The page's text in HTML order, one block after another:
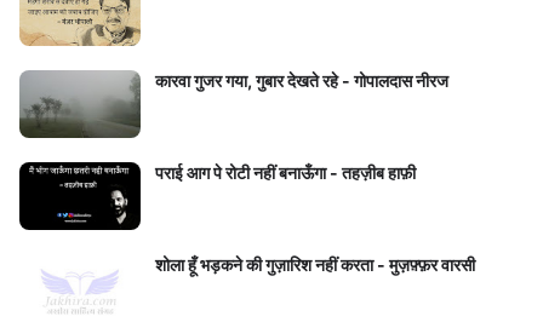
कारवा गुजर गया, गुबार देखते रहे - गोपालदास नीरज
पराई आग पे रोटी नहीं बनाऊँगा - तहज़ीब हाफ़ी
शोला हूँ भड़कने की गुज़ारिश नहीं करता - मुज़फ़्फ़र वारसी